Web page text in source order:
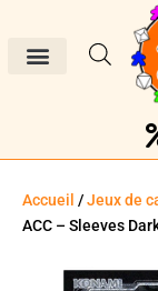
Accueil /Jeux de
ACC – Sleeves